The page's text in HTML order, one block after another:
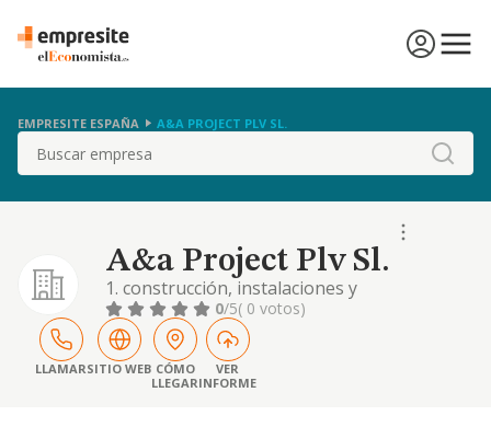
EMPRESITE ESPAÑA A&A PROJECT PLV SL.
Buscar
A&a Project Plv Sl.
1. construcción, instalaciones y
mantenimiento. 2. comercio al por mayor y al
por menor. distribución comercial.
importación y exportación. 3. actividades
inmobiliarias. 4. industrias manufactureras y
textiles. 5. turismo, hostelería y restauración.
0/5( 0 votos)
LLAMARSITIO WEB CÓMO
LLEGAR
VER
INFORME